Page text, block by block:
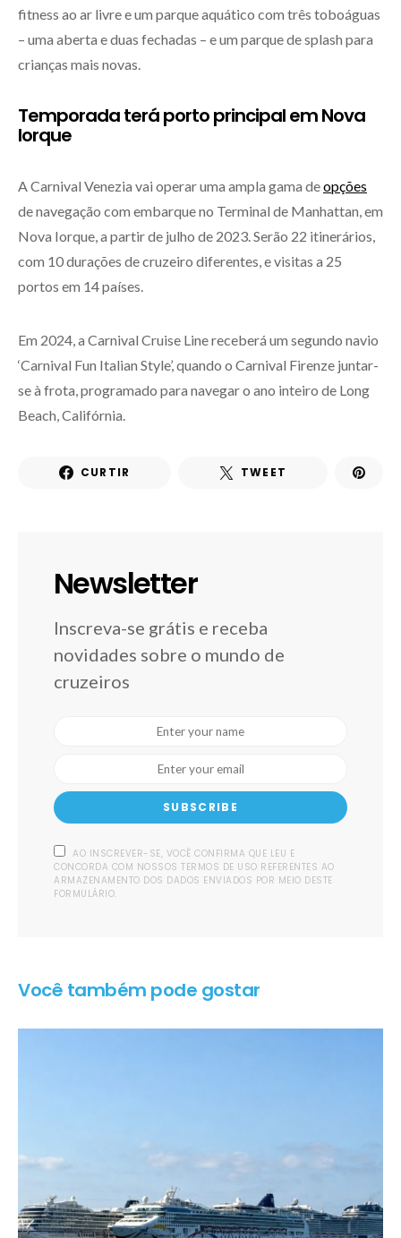
fitness ao ar livre e um parque aquático com três toboáguas
– uma aberta e duas fechadas – e um parque de splash para
crianças mais novas.
Temporada terá porto principal em Nova
Iorque
A Carnival Venezia vai operar uma ampla gama deopções
de navegação com embarque no Terminal de Manhattan, em
Nova Iorque, a partir de julho de 2023. Serão 22 itinerários,
com 10 durações de cruzeiro diferentes, e visitas a 25
portos em 14 países.
Em 2024, a Carnival Cruise Line receberá um segundo navio
‘Carnival Fun Italian Style’, quando o Carnival Firenze juntar-
se à frota, programado para navegar o ano inteiro de Long
Beach, Califórnia.
CURTIR TWEET
Newsletter
Inscreva-se grátis e receba
novidades sobre o mundo de
cruzeiros
SUBSCRIBE
AO INSCREVER-SE, VOCÊ CONFIRMA QUE LEU E
CONCORDA COM NOSSOS TERMOS DE USO REFERENTES AO
ARMAZENAMENTO DOS DADOS ENVIADOS POR MEIO DESTE
FORMULÁRIO.
Você também pode gostar